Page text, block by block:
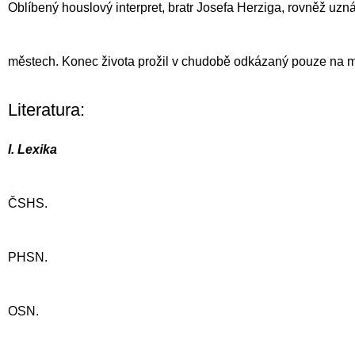
Oblíbený houslový interpret, bratr Josefa Herziga, rovněž
městech. Konec života prožil v chudobě odkázaný pouze na
Literatura:
I. Lexika
ČSHS.
PHSN.
OSN.